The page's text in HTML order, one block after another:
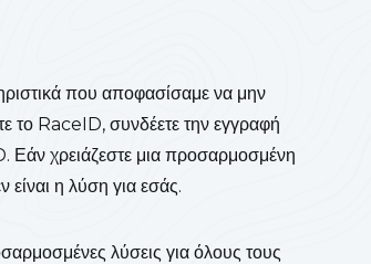
που αποφασίσαμε να μην
το RaceID, συνδέετε την εγγραφή
Εάν χρειάζεστε μια προσαρμοσμένη
η λύση για εσάς.
λύσεις για όλους τους